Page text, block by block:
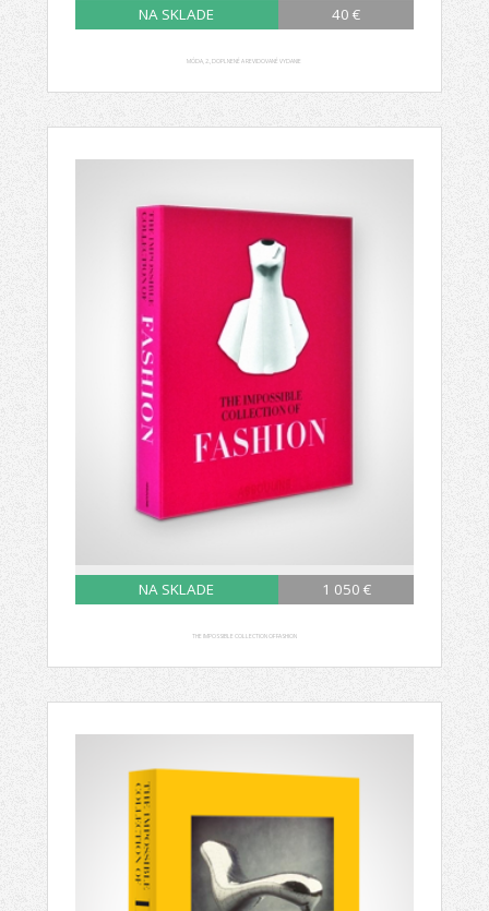
NA SKLADE 40 €
MÓDA, 2., DOPLNENÉ A REVIDOVANÉ VYDANIE
NA SKLADE 1 050 €
THE IMPOSSIBLE COLLECTION OF FASHION